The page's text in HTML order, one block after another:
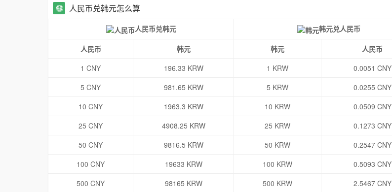
人民币兑韩元怎么算
人民币兑韩元 韩元兑人民币
人民币 韩元 韩元
人民币
1 CNY
196.33 KRW 1 KRW
0.0051 CNY
5 CNY
981.65 KRW 5 KRW
0.0255 CNY
10 CNY
1963.3 KRW 10 KRW
0.0509 CNY
25 CNY
4908.25 KRW 25 KRW
0.1273 CNY
50 CNY
9816.5 KRW 50 KRW
0.2547 CNY
100 CNY
19633 KRW 100 KRW
0.5093 CNY
500 CNY
98165 KRW 500 KRW
2.5467 CNY